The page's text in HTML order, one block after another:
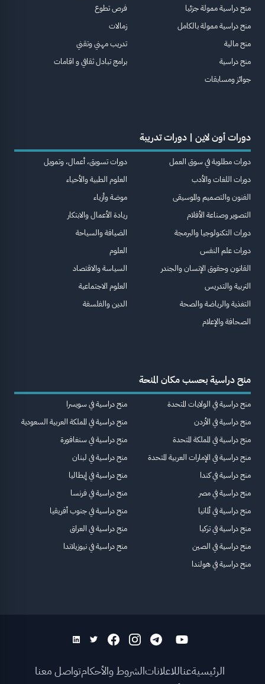
منح دراسية ممولة جزئيا
منح دراسية ممولة بالكامل
منح مالية
منح دراسية
جوائز ومسابقات
فرص تطوع
زمالات
تدريب مهني وتقني
برامج تبادل ثقافي و اقامات
دورات أون لاين | دورات تدريبة
دورات مطلوبة في سوق العمل
دورات اللغات والأدب
الفنون والتصميم والموسيقى
التصوير وصناعة الأفلام
دورات التكنولوجيا والبرمجة
دورات علم النفس
القانون وحقوق الإنسان والجندر
التربية والتدريس
التغذية والرياضة والصحة
الصحافة والإعلام
دورات تسويق، أعمال، وتمويل
العلوم الطبية والأحياء
موضة وأزياء
ريادة الأعمال والابتكار
الضيافة والسياحة
العلوم
السياسة والاقتصاد
العلوم الاجتماعية
الدين والفلسفة
منح دراسية بحسب مكان المنحة
منح دراسية في الولايات المتحدة
منح دراسية في الأردن
منح دراسية في المملكة المتحدة
منح دراسية في الإمارات العربية المتحدة
منح دراسية في كندا
منح دراسية في مصر
منح دراسية في ألمانيا
منح دراسية في تركيا
منح دراسية في الصين
منح دراسية في هولندا
منح دراسية في سويسرا
منح دراسية في المملكة العربية السعودية
منح دراسية في سنغافورة
منح دراسية في لبنان
منح دراسية في إيطاليا
منح دراسية في فرنسا
منح دراسية في جنوب أفريقيا
منح دراسية في العراق
منح دراسية في نيوزيلاندا
الرئيسيةعناللاعلاناتالشروط والأحكامتواصل معنا